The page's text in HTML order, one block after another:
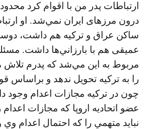
ارتباطات پدر من با اقوام كرد
درون مرزهای ايران نمي‌شد. او
ساكن عراق و تركيه هم داشت،
عميقی هم با بارزاني‌ها داشت.
مربوط به اين مي‌شد كه پدرم تلاش
را به تركيه تحويل ندهد و براساس
چون در تركيه مجازات اعدام وجود
عضو اتحاديه اروپا كه مجازات اعدام
نبايد متهمي را كه احتمال اعدام وي